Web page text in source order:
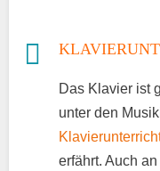
Das Klavier ist
unter den
erfährt. Auch